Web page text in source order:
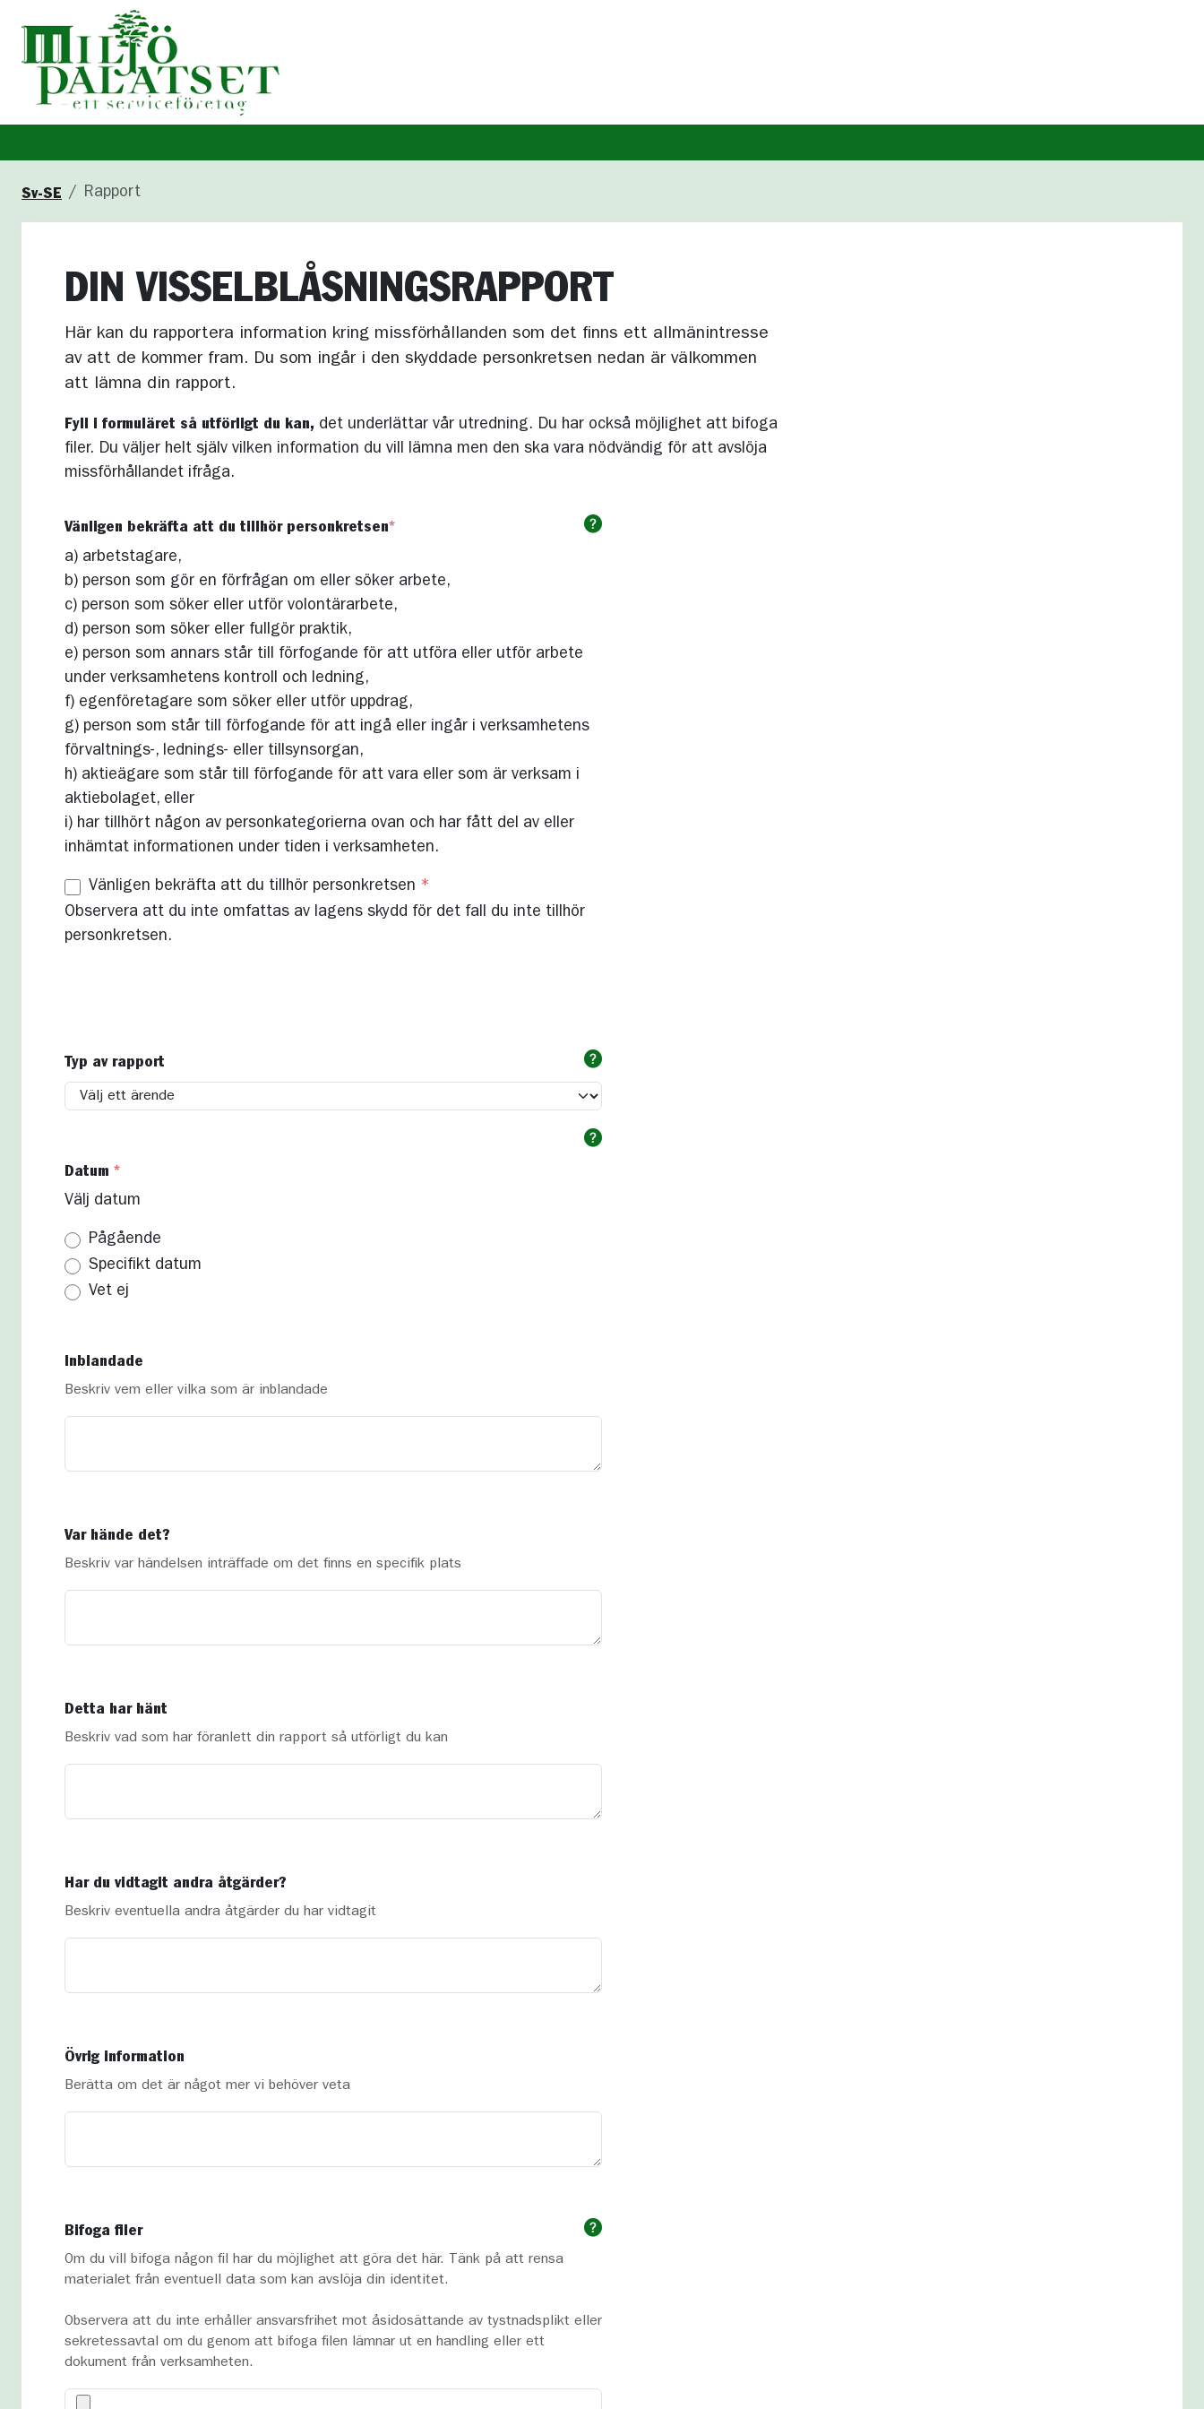
Sv-SE Rapport
DIN VISSELBLÅSNINGS­RAPPORT
Här kan du rapportera information kring missförhållanden som det finns ett allmänintresse
av att de kommer fram. Du som ingår i den skyddade personkretsen nedan är välkommen
att lämna din rapport.
Fyll i formuläret så utförligt du kan, det underlättar vår utredning. Du har också möjlighet att bifoga
filer. Du väljer helt själv vilken information du vill lämna men den ska vara nödvändig för att avslöja
missförhållandet ifråga.
Vänligen bekräfta att du tillhör personkretsen*
a) arbetstagare,
b) person som gör en förfrågan om eller söker arbete,
c) person som söker eller utför volontärarbete,
d) person som söker eller fullgör praktik,
e) person som annars står till förfogande för att utföra eller utför arbete
under verksamhetens kontroll och ledning,
f) egenföretagare som söker eller utför uppdrag,
g) person som står till förfogande för att ingå eller ingår i verksamhetens
förvaltnings-, lednings- eller tillsynsorgan,
h) aktieägare som står till förfogande för att vara eller som är verksam i
aktiebolaget, eller
i) har tillhört någon av personkategorierna ovan och har fått del av eller
inhämtat informationen under tiden i verksamheten.
Vänligen bekräfta att du tillhör personkretsen *
Observera att du inte omfattas av lagens skydd för det fall du inte tillhör
personkretsen.
Typ av rapport
Datum *
Välj datum
Pågående
Specifikt datum
Vet ej
Inblandade
Beskriv vem eller vilka som är inblandade
Var hände det?
Beskriv var händelsen inträffade om det finns en specifik plats
Detta har hänt
Beskriv vad som har föranlett din rapport så utförligt du kan
Har du vidtagit andra åtgärder?
Beskriv eventuella andra åtgärder du har vidtagit
Övrig information
Berätta om det är något mer vi behöver veta
Bifoga filer
Om du vill bifoga någon fil har du möjlighet att göra det här. Tänk på att rensa
materialet från eventuell data som kan avslöja din identitet.
Observera att du inte erhåller ansvarsfrihet mot åsidosättande av tystnadsplikt eller
sekretessavtal om du genom att bifoga filen lämnar ut en handling eller ett
dokument från verksamheten.